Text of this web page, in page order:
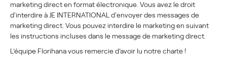
marketing direct en format électronique. Vous avez le droit
d'interdire à JE INTERNATIONAL d'envoyer des messages de
marketing direct. Vous pouvez interdire le marketing en suivant
les instructions incluses dans le message de marketing direct.
L’équipe Florihana vous remercie d’avoir lu notre charte !